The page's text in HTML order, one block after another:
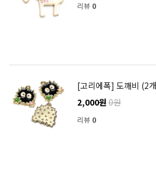
리뷰 0
[고리에폭] 도깨비 (2
2,000원 0원
리뷰 0